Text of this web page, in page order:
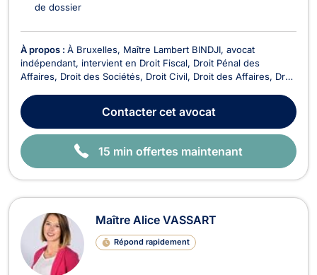
de dossier
À propos : À Bruxelles, Maître Lambert BINDJI, avocat
indépendant, intervient en Droit Fiscal, Droit Pénal des
Affaires, Droit des Sociétés, Droit Civil, Droit des Affaires, Droit
Associations et des Fondations et Droit Économique. Avocat
spécialisé en droit fiscal, il met so...
Contactercet avocat
15 min offertes maintenant
Maître Alice VASSART
Répond rapidement